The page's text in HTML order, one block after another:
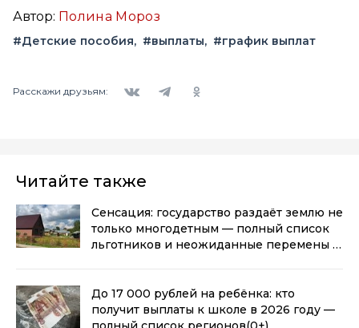
Автор: Полина Мороз
#Детские пособия #выплаты #график выплат
Расскажи друзьям:
Читайте также
Сенсация: государство раздаёт землю не
только многодетным — полный список
льготников и неожиданные перемены с
До 17 000 рублей на ребёнка: кто
получит выплаты к школе в 2026 году —